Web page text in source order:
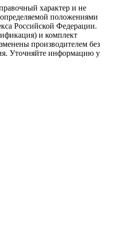
характер и не
положениями
Российской Федерации.
и комплект
производителем без
Уточняйте информацию у